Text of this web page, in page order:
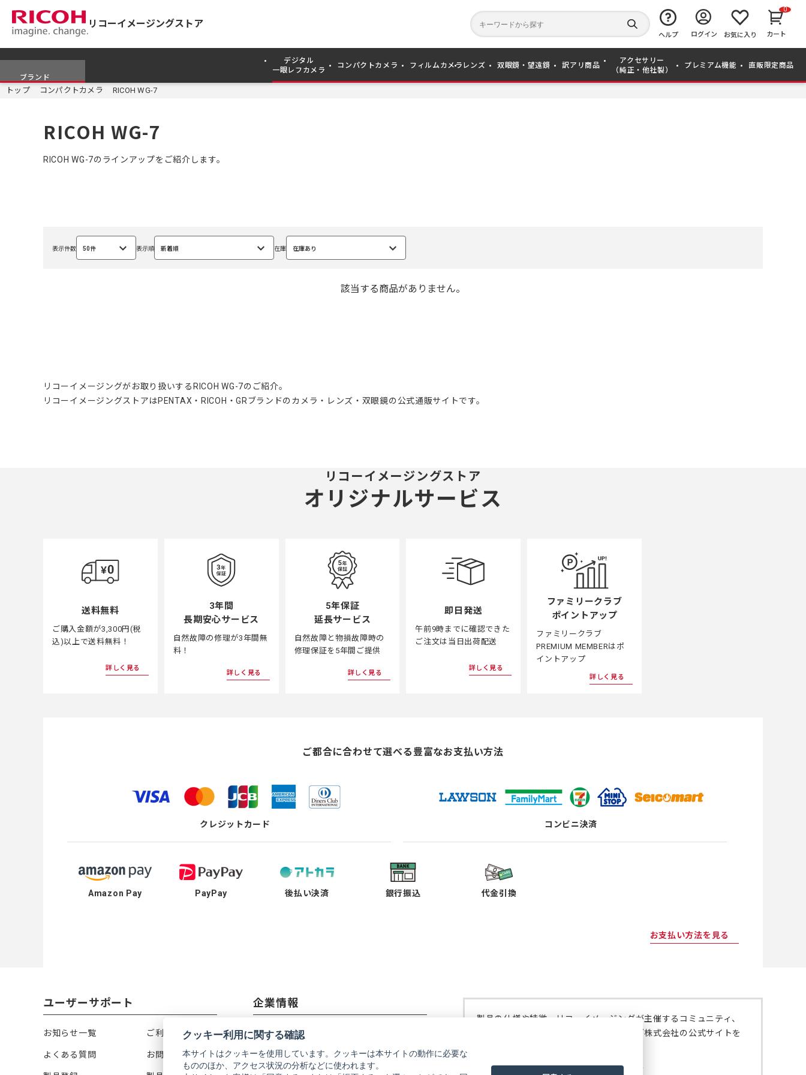
リコーイメージングストア
か
ら
検
索
す
る
ヘルプ ログイン お気に入り
0
カート
ブランド
デジタル
一眼レフカメラ
コンパクトカメラ フィルムカメラ レンズ 双眼鏡・望遠鏡 訳アリ商品
アクセサリー
（純正・他社製）
プレミアム機能 直販限定商品
トップ コンパクトカメラ RICOH WG-7
RICOH WG-7
RICOH WG-7のラインアップをご紹介します。
表示件数 50件
選
択
表示順 新着順
選
択
在庫 在庫あり
選
択
該当する商品がありません。
リコーイメージングがお取り扱いするRICOH WG-7のご紹介。
リコーイメージングストアはPENTAX・RICOH・GRブランドのカメラ・レンズ・双眼鏡の公式通販サイトです。
リコーイメージングストア
オリジナルサービス
送料無料
ご購入金額が3,300円(税
込)以上で送料無料！
詳しく見る
3年間
長期安心サービス
自然故障の修理が3年間無
料！
詳しく見る
5年保証
延長サービス
自然故障と物損故障時の
修理保証を5年間ご提供
詳しく見る
即日発送
午前9時までに確認できた
ご注文は当日出荷配送
詳しく見る
ファミリークラブ
ポイントアップ
ファミリークラブ
PREMIUM MEMBERはポ
イントアップ
詳しく見る
ご都合に合わせて選べる 豊富なお支払い方法
クレジットカード コンビニ決済
Amazon Pay PayPay 後払い決済 銀行振込 代金引換
お支払い方法を見る
ユーザーサポート
お知らせ一覧 ご利用ガイド
よくある質問 お問い合わせ
企業情報
リコーイメージング株式会社
し
タ
ブ
で
会社概要
し
タ
ブ
で
し
タ
ブ
で
製品の仕様や特徴、リコーイメージングが主催するコミュニティ、
修理などについては、リコーイメージング株式会社の公式サイトを
リコーイメージング株式会社の公式サイト
し
タ
ブ
で
クッキー利用に関する確認
本サイトはクッキーを使用しています。クッキーは本サイトの動作に必要な
もののほか、アクセス状況の分析などに使われます。